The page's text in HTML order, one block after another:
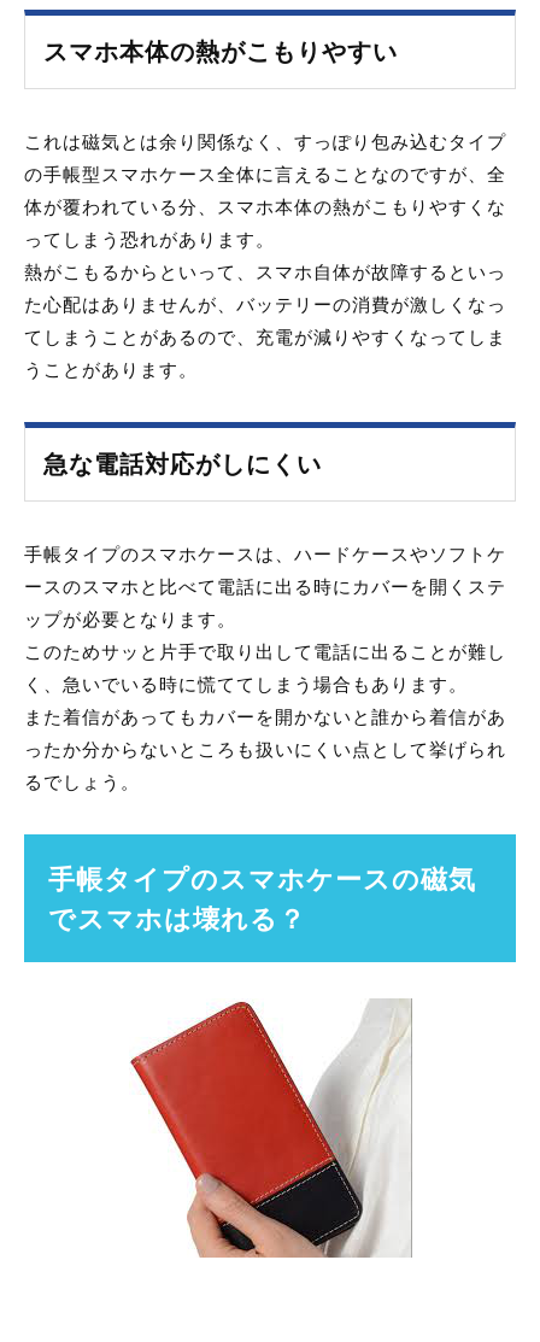
スマホ本体の熱がこもりやすい
これは磁気とは余り関係なく、すっぽり包み込むタイプ
の手帳型スマホケース全体に言えることなのですが、全
体が覆われている分、スマホ本体の熱がこもりやすくな
ってしまう恐れがあります。
熱がこもるからといって、スマホ自体が故障するといっ
た心配はありませんが、バッテリーの消費が激しくなっ
てしまうことがあるので、充電が減りやすくなってしま
うことがあります。
急な電話対応がしにくい
手帳タイプのスマホケースは、ハードケースやソフトケ
ースのスマホと比べて電話に出る時にカバーを開くステ
ップが必要となります。
このためサッと片手で取り出して電話に出ることが難し
く、急いでいる時に慌ててしまう場合もあります。
また着信があってもカバーを開かないと誰から着信があ
ったか分からないところも扱いにくい点として挙げられ
るでしょう。
手帳タイプのスマホケースの磁気
でスマホは壊れる？